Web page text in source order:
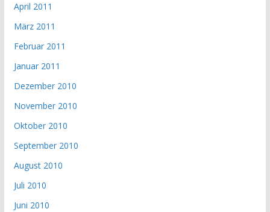
April 2011
März 2011
Februar 2011
Januar 2011
Dezember 2010
November 2010
Oktober 2010
September 2010
August 2010
Juli 2010
Juni 2010